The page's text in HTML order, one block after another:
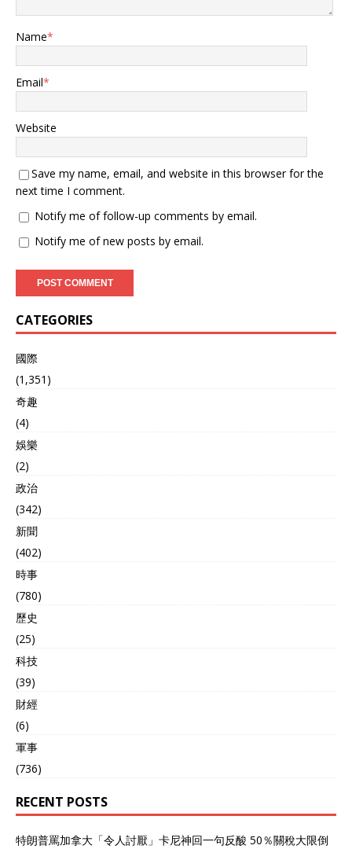
Name*
Email*
Website
Save my name, email, and website in this browser for the
next time I comment.
Notify me of follow-up comments by email.
Notify me of new posts by email.
CATEGORIES
國際
(1,351)
奇趣
(4)
娛樂
(2)
政治
(342)
新聞
(402)
時事
(780)
歷史
(25)
科技
(39)
財經
(6)
軍事
(736)
RECENT POSTS
特朗普罵加拿大「令人討厭」卡尼神回一句反酸 50％關稅大限倒